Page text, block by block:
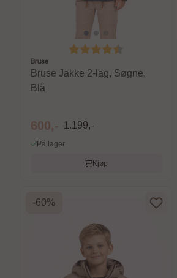
Karakter:
Bruse
Bruse Jakke 2-lag, Søgne,
Blå
600,- 1.199,-
På lager
Kjøp
-60%